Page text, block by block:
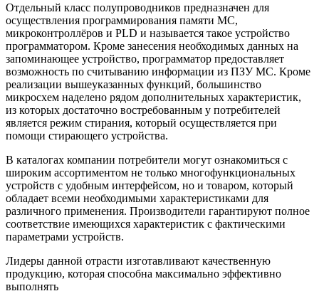
Отдельный класс полупроводников предназначен для
осуществления программирования памяти МС,
микроконтроллёров и PLD и называется такое устройство
программатором. Кроме занесения необходимых данных на
запоминающее устройство, программатор предоставляет
возможность по считыванию информации из ПЗУ МС. Кроме
реализации вышеуказанных функций, большинство
микросхем наделено рядом дополнительных характеристик,
из которых достаточно востребованным у потребителей
является режим стирания, который осуществляется при
помощи стирающего устройства.
В каталогах компании потребители могут ознакомиться с
широким ассортиментом не только многофункциональных
устройств с удобным интерфейсом, но и товаром, который
обладает всеми необходимыми характеристиками для
различного применения. Производители гарантируют полное
соответствие имеющихся характеристик с фактическими
параметрами устройств.
Лидеры данной отрасти изготавливают качественную
продукцию, которая способна максимально эффективно
выполнять